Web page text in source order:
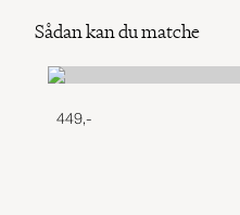
Sådan kan du matche
449,-